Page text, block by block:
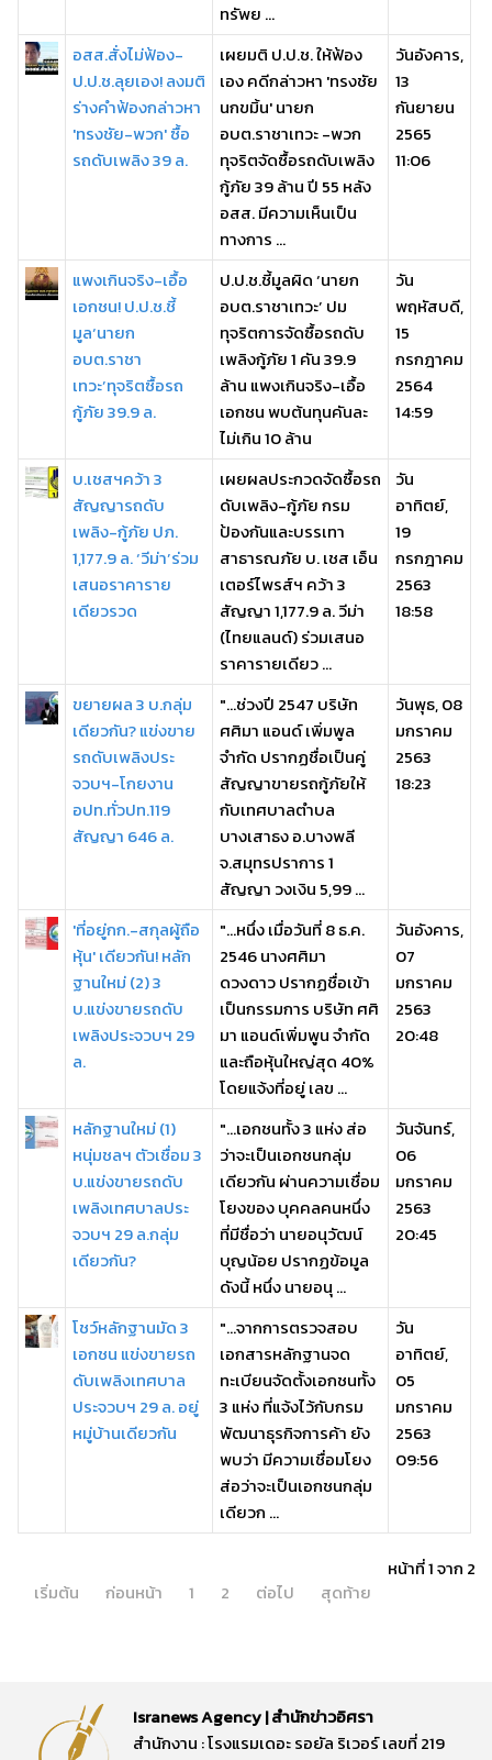
ทรัพย ...
อสส.สั่งไม่ฟ้อง-
ป.ป.ช.ลุยเอง! ลงมติ
ร่างคำฟ้องกล่าวหา
'ทรงชัย-พวก' ซื้อ
รถดับเพลิง 39 ล.
เผยมติ ป.ป.ช. ให้ฟ้อง
เอง คดีกล่าวหา 'ทรงชัย
นกขมิ้น' นายก
อบต.ราชาเทวะ -พวก
ทุจริตจัดซื้อรถดับเพลิง
กู้ภัย 39 ล้าน ปี 55 หลัง
อสส. มีความเห็นเป็น
ทางการ ...
วันอังคาร,
13
กันยายน
2565
11:06
แพงเกินจริง-เอื้อ
เอกชน! ป.ป.ช.ชี้
มูล‘นายก
อบต.ราชา
เทวะ’ทุจริตซื้อรถ
กู้ภัย 39.9 ล.
ป.ป.ช.ชี้มูลผิด ‘นายก
อบต.ราชาเทวะ’ ปม
ทุจริตการจัดซื้อรถดับ
เพลิงกู้ภัย 1 คัน 39.9
ล้าน แพงเกินจริง-เอื้อ
เอกชน พบต้นทุนคันละ
ไม่เกิน 10 ล้าน
วัน
พฤหัสบดี,
15
กรกฎาคม
2564
14:59
บ.เชสฯคว้า 3
สัญญารถดับ
เพลิง-กู้ภัย ปภ.
1,177.9 ล. ‘วีม่า’ร่วม
เสนอราคาราย
เดียวรวด
เผยผลประกวดจัดซื้อรถ
ดับเพลิง-กู้ภัย กรม
ป้องกันและบรรเทา
สาธารณภัย บ. เชส เอ็น
เตอร์ไพรส์ฯ คว้า 3
สัญญา 1,177.9 ล. วีม่า
(ไทยแลนด์) ร่วมเสนอ
ราคารายเดียว ...
วัน
อาทิตย์,
19
กรกฎาคม
2563
18:58
ขยายผล 3 บ.กลุ่ม
เดียวกัน? แข่งขาย
รถดับเพลิงประ
จวบฯ-โกยงาน
อปท.ทั่วปท.119
สัญญา 646 ล.
"...ช่วงปี 2547 บริษัท
ศศิมา แอนด์ เพิ่มพูล
จำกัด ปรากฏชื่อเป็นคู่
สัญญาขายรถกู้ภัยให้
กับเทศบาลตำบล
บางเสาธง อ.บางพลี
จ.สมุทรปราการ 1
สัญญา วงเงิน 5,99 ...
วันพุธ, 08
มกราคม
2563
18:23
'ที่อยู่กก.-สกุลผู้ถือ
หุ้น' เดียวกัน! หลัก
ฐานใหม่ (2) 3
บ.แข่งขายรถดับ
เพลิงประจวบฯ 29
ล.
"...หนึ่ง เมื่อวันที่ 8 ธ.ค.
2546 นางศศิมา
ดวงดาว ปรากฏชื่อเข้า
เป็นกรรมการ บริษัท ศศิ
มา แอนด์เพิ่มพูน จํากัด
และถือหุ้นใหญ่สุด 40%
โดยแจ้งที่อยู่ เลข ...
วันอังคาร,
07
มกราคม
2563
20:48
หลักฐานใหม่ (1)
หนุ่มชลฯ ตัวเชื่อม 3
บ.แข่งขายรถดับ
เพลิงเทศบาลประ
จวบฯ 29 ล.กลุ่ม
เดียวกัน?
"...เอกชนทั้ง 3 แห่ง ส่อ
ว่าจะเป็นเอกชนกลุ่ม
เดียวกัน ผ่านความเชื่อม
โยงของ บุคคลคนหนึ่ง
ที่มีชื่อว่า นายอนุวัฒน์
บุญน้อย ปรากฏข้อมูล
ดังนี้ หนึ่ง นายอนุ ...
วันจันทร์,
06
มกราคม
2563
20:45
โชว์หลักฐานมัด 3
เอกชน แข่งขายรถ
ดับเพลิงเทศบาล
ประจวบฯ 29 ล. อยู่
หมู่บ้านเดียวกัน
"...จากการตรวจสอบ
เอกสารหลักฐานจด
ทะเบียนจัดตั้งเอกชนทั้ง
3 แห่ง ที่แจ้งไว้กับกรม
พัฒนาธุรกิจการค้า ยัง
พบว่า มีความเชื่อมโยง
ส่อว่าจะเป็นเอกชนกลุ่ม
เดียวก ...
วัน
อาทิตย์,
05
มกราคม
2563
09:56
หน้าที่ 1 จาก 2
เริ่มต้น
ก่อนหน้า 1 2 ต่อไป สุดท้าย
Isranews Agency | สำนักข่าวอิศรา
สำนักงาน : โรงแรมเดอะ รอยัล ริเวอร์ เลขที่ 219